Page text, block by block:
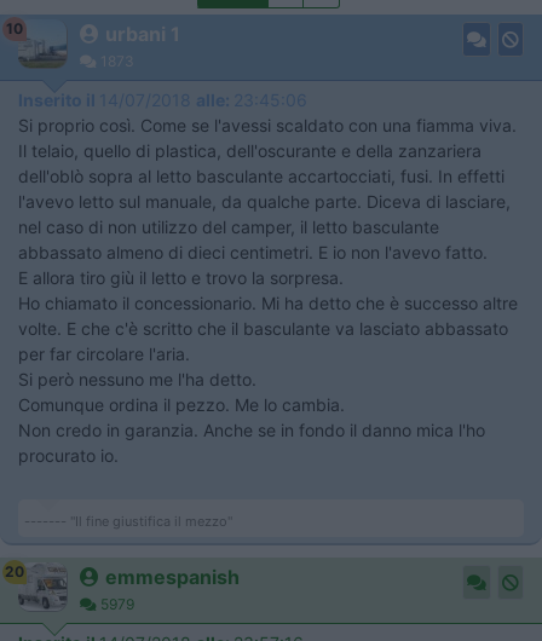
10 urbani 1
1873
Inserito il 14/07/2018 alle: 23:45:06
Si proprio così. Come se l'avessi scaldato con una fiamma viva.
Il telaio, quello di plastica, dell'oscurante e della zanzariera
dell'oblò sopra al letto basculante accartocciati, fusi. In effetti
l'avevo letto sul manuale, da qualche parte. Diceva di lasciare,
nel caso di non utilizzo del camper, il letto basculante
abbassato almeno di dieci centimetri. E io non l'avevo fatto.
E allora tiro giù il letto e trovo la sorpresa.
Ho chiamato il concessionario. Mi ha detto che è successo altre
volte. E che c'è scritto che il basculante va lasciato abbassato
per far circolare l'aria.
Si però nessuno me l'ha detto.
Comunque ordina il pezzo. Me lo cambia.
Non credo in garanzia. Anche se in fondo il danno mica l'ho
procurato io.
------- "Il fine giustifica il mezzo"
20 emmespanish
5979